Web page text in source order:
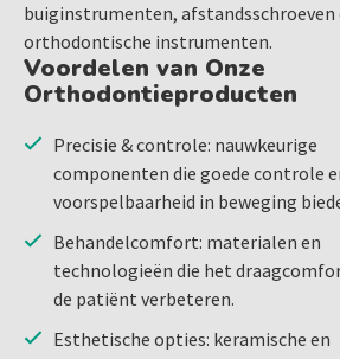
buiginstrumenten, afstandsschroeven
orthodontische instrumenten.
Voordelen van Onze
Orthodontieproducten
Precisie & controle: nauwkeurige
componenten die goede controle
voorspelbaarheid in beweging
Behandelcomfort: materialen en
technologieën die het
de patiënt verbeteren.
Esthetische opties: keramische en